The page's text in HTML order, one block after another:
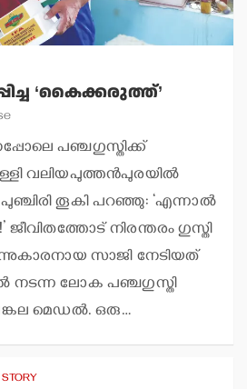
‘കൈക്കരുത്ത്’
പഞ്ചഗുസ്തിക്ക്
വലിയപുത്തന്‍പുരയില്‍
തൂകി പറഞ്ഞു: ‘എന്നാല്‍
നിരന്തരം ഗുസ്തി
സാജി നേടിയത്
ലോക പഞ്ചഗുസ്തി
മെഡല്‍. ഒരു…